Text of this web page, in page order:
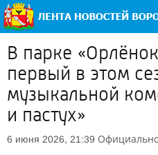
В парке
первый в этом
музыкальной
и пастух»
6 июня 2026, 21:39